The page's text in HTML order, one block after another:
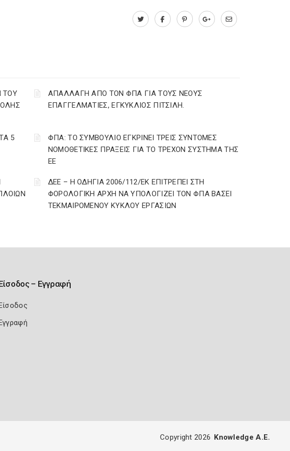
ΤΟΥ
ΑΠΑΛΛΑΓΗ ΑΠΟ ΤΟΝ ΦΠΑ ΓΙΑ ΤΟΥΣ ΝΕΟΥΣ
ΕΠΑΓΓΕΛΜΑΤΙΕΣ, ΕΓΚΥΚΛΙΟΣ ΠΙΤΣΙΛΗ.
5
ΦΠΑ: ΤΟ ΣΥΜΒΟΥΛΙΟ ΕΓΚΡΙΝΕΙ ΤΡΕΙΣ ΣΥΝΤΟΜΕΣ
ΝΟΜΟΘΕΤΙΚΕΣ ΠΡΑΞΕΙΣ ΓΙΑ ΤΟ ΤΡΕΧΟΝ ΣΥΣΤΗΜΑ ΤΗΣ
ΕΕ
ΔΕΕ – Η ΟΔΗΓΙΑ 2006/112/ΕΚ ΕΠΙΤΡΕΠΕΙ ΣΤΗ
ΦΟΡΟΛΟΓΙΚΗ ΑΡΧΗ ΝΑ ΥΠΟΛΟΓΙΖΕΙ ΤΟΝ ΦΠΑ ΒΑΣΕΙ
ΤΕΚΜΑΙΡΟΜΕΝΟΥ ΚΥΚΛΟΥ ΕΡΓΑΣΙΩΝ
– Εγγραφή
Copyright 2026 Knowledge A.E.